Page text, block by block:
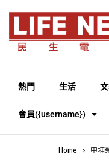
熱門 生活
會員({username})
Home 中埔